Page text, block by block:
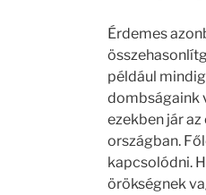
Érdemes
például
dombságaink
ezekben jár
országban.
kapcsolódni.
örökségnek